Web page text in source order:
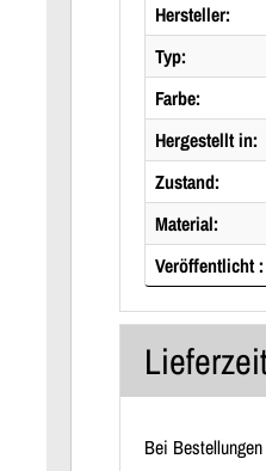
Hersteller:
Typ:
Farbe:
Hergestellt in:
Zustand:
Material:
Veröffentlicht :
Bei